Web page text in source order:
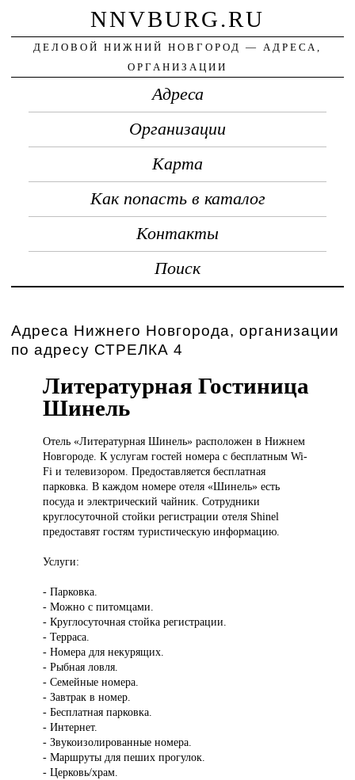
NNVBURG.RU
ДЕЛОВОЙ НИЖНИЙ НОВГОРОД — АДРЕСА,
ОРГАНИЗАЦИИ
Адреса
Организации
Карта
Как попасть в каталог
Контакты
Поиск
Адреса Нижнего Новгорода, организации
по адресу СТРЕЛКА 4
Литературная Гостиница
Шинель
Отель «ЛитературнаяШинель» расположен в Нижнем
Новгороде. К услугам гостей номера с бесплатным Wi-
Fi и телевизором. Предоставляется бесплатная
парковка. В каждом номере отеля «Шинель» есть
посуда и электрический чайник. Сотрудники
круглосуточной стойки регистрации отеля Shinel
предоставят гостям туристическую информацию.
Услуги:
- Парковка.
- Можно с питомцами.
- Круглосуточная стойка регистрации.
- Терраса.
- Номера для некурящих.
- Рыбная ловля.
- Семейные номера.
- Завтрак в номер.
- Бесплатная парковка.
- Интернет.
- Звукоизолированные номера.
- Маршруты для пеших прогулок.
- Церковь/храм.